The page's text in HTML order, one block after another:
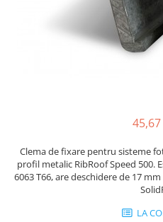
45,67
Clema de fixare pentru sisteme
profil metalic RibRoof Speed 500.
6063 T66, are deschidere de 17
LA